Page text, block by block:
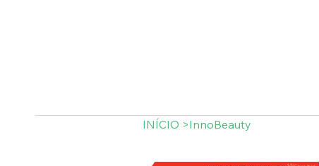
INÍCIO >InnoBeauty